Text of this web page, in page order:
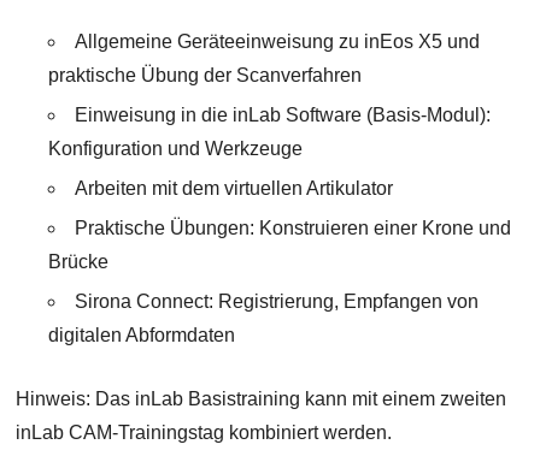
Allgemeine Geräteeinweisung zu inEos X5 und
praktische Übung der Scanverfahren
Einweisung in die inLab Software (Basis-Modul):
Konfiguration und Werkzeuge
Arbeiten mit dem virtuellen Artikulator
Praktische Übungen: Konstruieren einer Krone und
Brücke
Sirona Connect: Registrierung, Empfangen von
digitalen Abformdaten
Hinweis: Das inLab Basistraining kann mit einem zweiten
inLab CAM-Trainingstag kombiniert werden.